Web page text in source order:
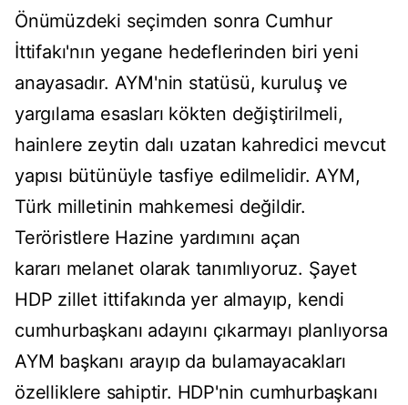
Önümüzdeki seçimden sonra Cumhur
İttifakı'nın yegane hedeflerinden biri yeni
anayasadır. AYM'nin statüsü, kuruluş ve
yargılama esasları kökten değiştirilmeli,
hainlere zeytin dalı uzatan kahredici mevcut
yapısı bütünüyle tasfiye edilmelidir. AYM,
Türk milletinin mahkemesi değildir.
Teröristlere Hazine yardımını açan
kararı melanet olarak tanımlıyoruz. Şayet
HDP zillet ittifakında yer almayıp, kendi
cumhurbaşkanı adayını çıkarmayı planlıyorsa
AYM başkanı arayıp da bulamayacakları
özelliklere sahiptir. HDP'nin cumhurbaşkanı